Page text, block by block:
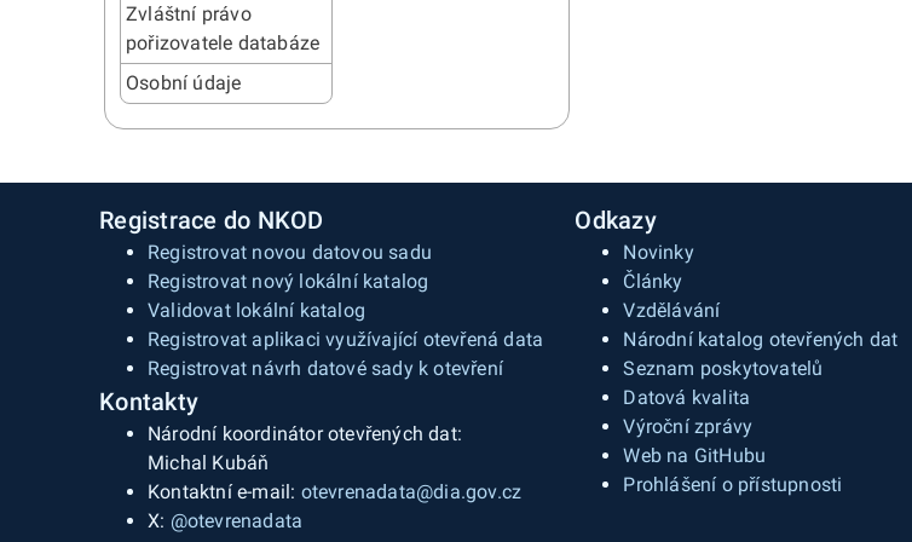
Zvláštní právo
pořizovatele databáze
Osobní údaje
Registrace do NKOD
Registrovat novou datovou sadu
Registrovat nový lokální katalog
Validovat lokální katalog
Registrovat aplikaci využívající otevřená data
Registrovat návrh datové sady k otevření
Kontakty
Národní koordinátor otevřených dat:
Michal Kubáň
Kontaktní e-mail: otevrenadata@dia.gov.cz
X: @otevrenadata
Odkazy
Novinky
Články
Vzdělávání
Národní katalog otevřených dat
Seznam poskytovatelů
Datová kvalita
Výroční zprávy
Web na GitHubu
Prohlášení o přístupnosti